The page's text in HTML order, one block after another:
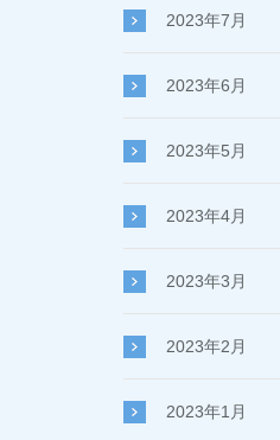
2023年7月
2023年6月
2023年5月
2023年4月
2023年3月
2023年2月
2023年1月